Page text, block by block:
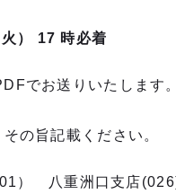
） 17 時必着
でお送りいたします
の旨記載ください。
） 八重洲口支店